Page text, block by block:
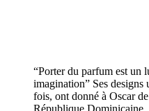
“Porter du parfum est un
imagination” Ses designs
fois, ont donné à Oscar
République Dominicaine,